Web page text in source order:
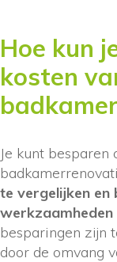
Hoe kun
kosten
Je kunt besparen
te vergelijken en
besparingen zijn
door de omvang